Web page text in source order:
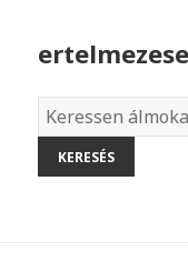
Álmok
szótára